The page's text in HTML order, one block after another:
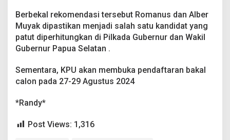
u
a
S
e
t
a
Berbekal rekomendasi tersebut Romanus dan Alber
Muyak dipastikan menjadi salah satu kandidat yang
patut diperhitungkan di Pilkada Gubernur dan Wakil
Gubernur Papua Selatan .
Sementara, KPU akan membuka pendaftaran bakal
calon pada 27-29 Agustus 2024
*Randy*
Post Views: 1,316